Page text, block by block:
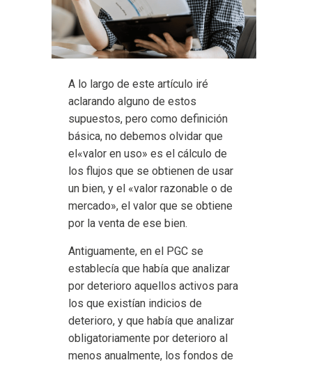
A lo largo de este artículo iré
aclarando alguno de estos
supuestos, pero como definición
básica, no debemos olvidar que
el«valor en uso» es el cálculo de
los flujos que se obtienen de usar
un bien, y el «valor razonable o de
mercado», el valor que se obtiene
por la venta de ese bien.
Antiguamente, en el PGC se
establecía que había que analizar
por deterioro aquellos activos para
los que existían indicios de
deterioro, y que había que analizar
obligatoriamente por deterioro al
menos anualmente, los fondos de